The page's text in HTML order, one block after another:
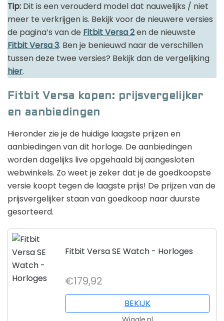
Wahoo
Withings
Xiaomi
Tip: Dit is een verouderd model dat nauwelijks / niet
meer te verkrijgen is. Bekijk voor de nieuwere versies
de pagina’s van de Fitbit Versa 2en de nieuwste
Fitbit Versa 3. Ben je benieuwd naar de verschillen
tussen deze twee versies? Bekijk dan de vergelijking
hier.
Fitbit Versa kopen: prijsvergelijker
en aanbiedingen
Hieronder zie je de huidige laagste prijzen en
aanbiedingen van dit horloge. De aanbiedingen
worden dagelijks live opgehaald bij aangesloten
webwinkels. Zo weet je zeker dat je de goedkoopste
versie koopt tegen de laagste prijs! De prijzen van de
prijsvergelijker staan van goedkoop naar duurste
gesorteerd.
Fitbit Versa SE Watch - Horloges
€179,92
BEKIJK